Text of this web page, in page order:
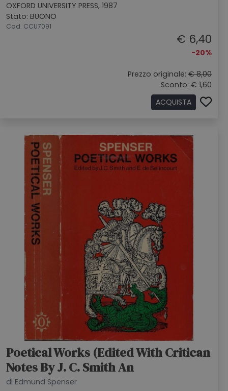
OXFORD UNIVERSITY PRESS, 1987
Stato: BUONO
Cod. CCU7091
€ 6,40
-20%
Prezzo originale: € 8,00
Sconto: € 1,60
ACQUISTA
Poetical Works (Edited With Critican
Notes By J. C. Smith An
di Edmund Spenser